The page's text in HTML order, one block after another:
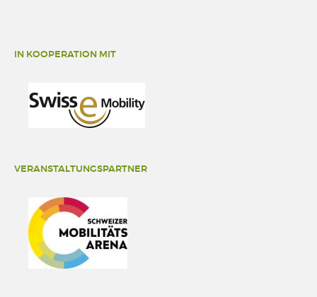
IN KOOPERATION MIT
VERANSTALTUNGSPARTNER